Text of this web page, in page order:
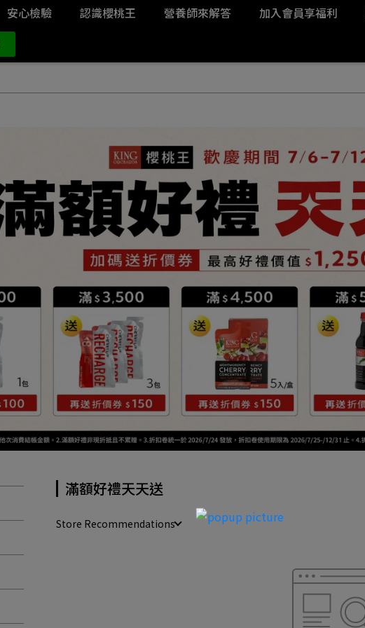
安心檢驗 認識櫻桃王 營養師來解答 加入會員享福利
滿額好禮天天送
Store Recommendations